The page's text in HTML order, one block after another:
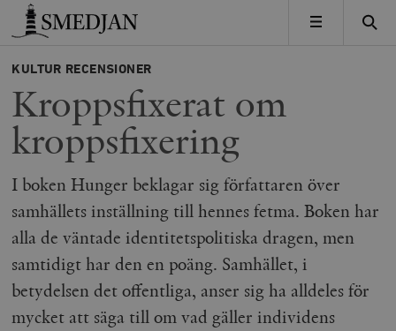
Timbro
MENY
KULTUR RECENSIONER
Kroppsfixerat om
kroppsfixering
I boken Hunger beklagar sig författaren över
samhällets inställning till hennes fetma. Boken har
alla de väntade identitetspolitiska dragen, men
samtidigt har den en poäng. Samhället, i
betydelsen det offentliga, anser sig ha alldeles för
mycket att säga till om vad gäller individens